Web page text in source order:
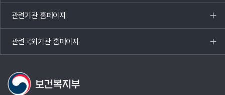
열기
관련기관 홈페이지
목록
열기
관련국외기관 홈페이지
목록
열기